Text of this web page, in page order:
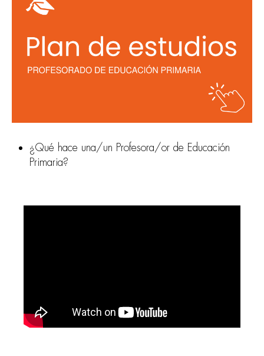
¿Qué hace una/un Profesora/or de Educación
Primaria?